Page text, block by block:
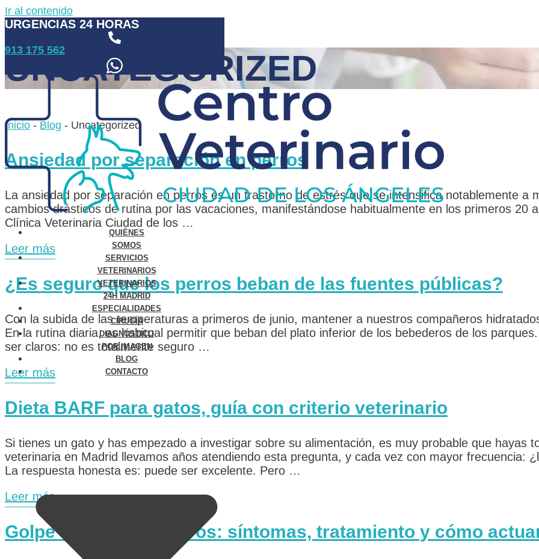
Ir al contenido
URGENCIAS 24 HORAS
913 175 562
QUIÉNES
SOMOS
SERVICIOS
VETERINARIOS
VETERINARIOS
24H MADRID
ESPECIALIDADES
CIRUGÍA
DIAGNÓSTICO
POR IMAGEN
BLOG
CONTACTO
UNCATEGORIZED
Inicio-Blog - Uncategorized
Ansiedad por separación en perros
La ansiedad por separación en perros es un trastorno de estrés que se intensifica notablemente a
cambios drásticos de rutina por las vacaciones, manifestándose habitualmente en los primeros 20
Clínica Veterinaria Ciudad de los …
Leer más
¿Es seguro que los perros beban de las fuentes públicas?
Con la subida de las temperaturas a primeros de junio, mantener a nuestros compañeros
En la rutina diaria, es habitual permitir que beban del plato inferior de los bebederos de los
ser claros: no es totalmente seguro …
Leer más
Dieta BARF para gatos, guía con criterio veterinario
Si tienes un gato y has empezado a investigar sobre su alimentación, es muy probable que hayas
veterinaria en Madrid llevamos años atendiendo esta pregunta, y cada vez con mayor frecuencia:
La respuesta honesta es: puede ser excelente. Pero …
Leer más
Golpe de calor en perros: síntomas, tratamiento y cómo